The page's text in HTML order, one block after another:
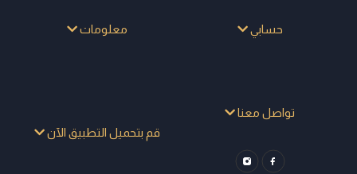
حسابي معلومات
تواصل معنا
قم بتحميل التطبيق الآن